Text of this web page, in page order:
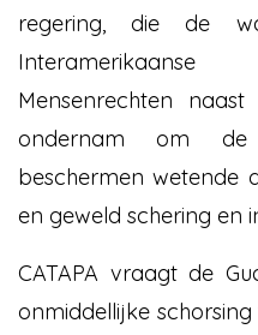
regering, die de
Mensenrechten
ondernam om
beschermen wetende
en geweld schering en
CATAPA vraagt de
onmiddellijke